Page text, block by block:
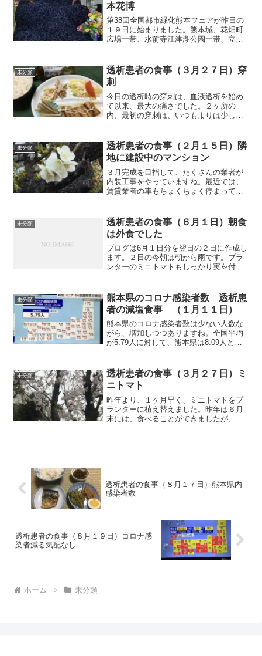
本花博
第38回全国都市緑化熊本フェアが昨日の
１９日に始まりました。熊本城、花畑町
広場一帯、水前寺江津湖公園一帯、立田
せんので、長男夫婦から誘いの言葉を断
っていたところ、長男夫...
未分類
透析患者の食事（３月２７日）穿
刺
今日の透析時の穿刺は、血液透析を始め
て以来、最大の痛さでした。２ヶ所の
内、最初の穿刺は、いつもよりは少し痛
思い、次を待っていたところ、これが飛
び上がる痛さでしたね。針を...
未分類
透析患者の食事（２月１５日）隣
地に建設中のマンション
３月完成を目指して、たくさんの業者が
内装工事をやっていますね。最近では、
賃貸業者の車もちょくちょく停まってい
きですから、竜田揚げとから揚げを隣り
合わせに冷凍しておくと、...
未分類
透析患者の食事（６月１日）朝食
は外食でした
ブログは6月１日分を翌日の２日に作成し
ます。２日の今朝は朝から雨です。プラ
ンターのミニトマトもしっかり実を付け
れでは朝食から紹介します。朝食（外食
です）ジョイフルで外食...
未分類
熊本県のコロナ感染者数 透析患
者の減塩食事 （１月１１日）
熊本県のコロナ感染者数は少ない人数な
がら、増加しつつありますね。全国平均
が5.79人に対して、熊本県は8.09人と九
す。基礎疾患ありの者にとって、こまめ
な手洗い、必要時マ...
未分類
透析患者の食事（３月２７日）ミ
ニトマト
昨年より、１ヶ月早く、ミニトマトをプ
ランターに植え替えました。昨年は６月
末には、食べることができましたが、今
透析患者の食事（８月１７日）熊本県内
感染者数
透析患者の食事（８月１９日）コロナ感
染者減る気配なし
ホーム 未分類